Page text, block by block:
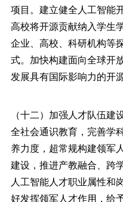
项目。建立健全人工智能
高校将开源贡献纳入学生
企业、高校、科研机构等
式。加快构建面向全球开
发展具有国际影响力的开
（十二）加强人才队伍
全社会通识教育，完善学
养力度，超常规构建领军
建设，推进产教融合、跨
人工智能人才职业属性和
好发挥领军人才作用，给